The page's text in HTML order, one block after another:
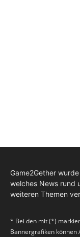
Game2Gether
welches News rund
weiteren Themen
* Bei den mit (*)
Bannergrafiken können